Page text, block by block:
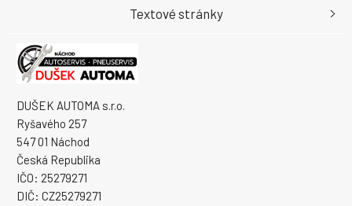
DUŠEK AUTOMA s.r.o.
Ryšavého 257
547 01 Náchod
Česká Republika
IČO: 25279271
DIČ: CZ25279271
Textové stránky